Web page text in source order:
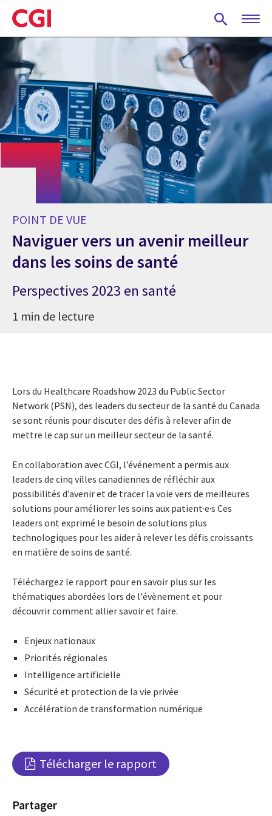
Skip
to
main
content
POINT DE VUE
Naviguer vers un avenir meilleur
dans les soins de santé
Perspectives 2023 en santé
1 min de lecture
Lors du Healthcare Roadshow 2023 du Public Sector
Network (PSN), des leaders du secteur de la santé du Canada
se sont réunis pour discuter des défis à relever afin de
mettre le cap sur un meilleur secteur de la santé.
En collaboration avec CGI, l’événement a permis aux
leaders de cinq villes canadiennes de réfléchir aux
possibilités d’avenir et de tracer la voie vers de meilleures
solutions pour améliorer les soins aux patient·e·s Ces
leaders ont exprimé le besoin de solutions plus
technologiques pour les aider à relever les défis croissants
en matière de soins de santé.
Téléchargez le rapport pour en savoir plus sur les
thématiques abordées lors de l'évènement et pour
découvrir comment allier savoir et faire.
Enjeux nationaux
Priorités régionales
Intelligence artificielle
Sécurité et protection de la vie privée
Accélération de transformation numérique
Télécharger le rapport
Partager